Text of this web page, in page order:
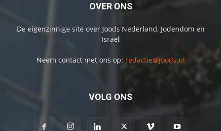
OVER ONS
De eigenzinnige site over Joods Nederland, Jodendom en
Israel
Neem contact met ons op: redactie@joods.nl
VOLG ONS